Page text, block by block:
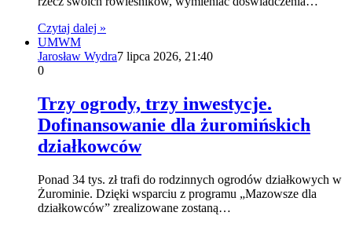
Czytaj dalej »
UMWM
Jarosław Wydra7 lipca 2026, 21:40
0
Trzy ogrody, trzy inwestycje.
Dofinansowanie dla żuromińskich
działkowców
Ponad 34 tys. zł trafi do rodzinnych ogrodów działkowych w
Żurominie. Dzięki wsparciu z programu „Mazowsze dla
działkowców” zrealizowane zostaną…